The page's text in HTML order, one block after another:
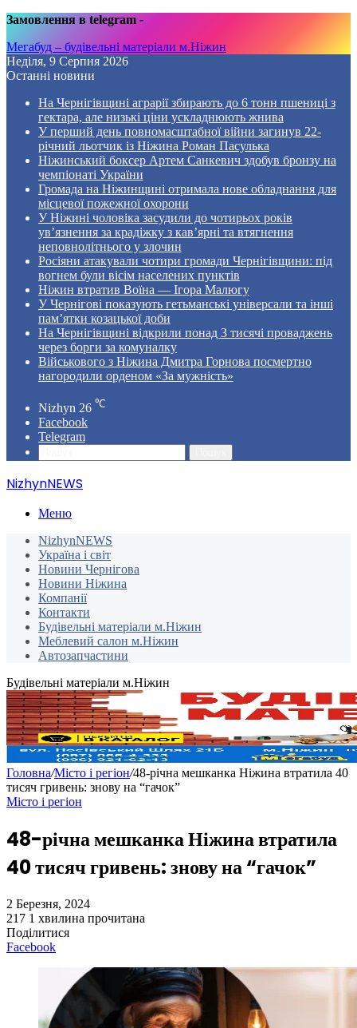
Замовлення в telegram -
Мегабуд – будівельні матеріали м.Ніжин
Неділя, 9 Серпня 2026
Останні новини
На Чернігівщині аграрії збирають до 6 тонн пшениці з
гектара, але низькі ціни ускладнюють жнива
У перший день повномасштабної війни загинув 22-
річний льотчик із Ніжина Роман Пасулька
Ніжинський боксер Артем Санкевич здобув бронзу на
чемпіонаті України
Громада на Ніжинщині отримала нове обладнання для
місцевої пожежної охорони
У Ніжині чоловіка засудили до чотирьох років
ув’язнення за крадіжку з кав’ярні та втягнення
неповнолітнього у злочин
Росіяни атакували чотири громади Чернігівщини: під
вогнем були вісім населених пунктів
Ніжин втратив Воїна — Ігора Малюгу
У Чернігові показують гетьманські універсали та інші
пам’ятки козацької доби
На Чернігівщині відкрили понад 3 тисячі проваджень
через борги за комуналку
Військового з Ніжина Дмитра Горнова посмертно
нагородили орденом «За мужність»
Nizhyn 26 ℃
Facebook
Telegram
NizhynNEWS
Меню
NizhynNEWS
Україна і світ
Новини Чернігова
Новини Ніжина
Компанії
Контакти
Будівельні матеріали м.Ніжин
Меблевий салон м.Ніжин
Автозапчастини
Будівельні матеріали м.Ніжин
Головна/Місто і регіон/48-річна мешканка Ніжина втратила 40
тисяч гривень: знову на “гачок”
Місто і регіон
48-річна мешканка Ніжина втратила
40 тисяч гривень: знову на “гачок”
2 Березня, 2024
217 1 хвилина прочитана
Поділитися
Facebook